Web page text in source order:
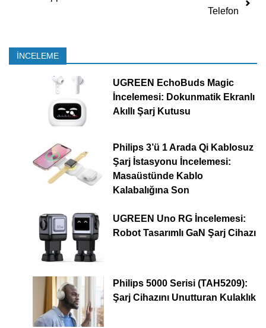
Telefon
İNCELEME
UGREEN EchoBuds Magic
İncelemesi: Dokunmatik Ekranlı
Akıllı Şarj Kutusu
Philips 3’ü 1 Arada Qi Kablosuz
Şarj İstasyonu İncelemesi:
Masaüstünde Kablo
Kalabalığına Son
UGREEN Uno RG İncelemesi:
Robot Tasarımlı GaN Şarj Cihazı
Philips 5000 Serisi (TAH5209):
Şarj Cihazını Unutturan Kulaklık